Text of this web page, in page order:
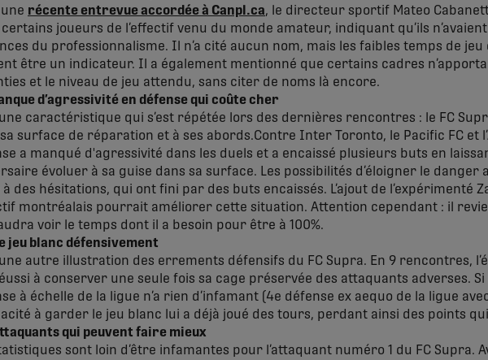
une récente entrevue accordée à Canpl.ca, le directeur sportif Mateo
joueurs de l’effectif venu du monde amateur, indiquant qu’ils
du professionnalisme. Il n’a cité aucun nom, mais les faibles temps de jeu
être un indicateur. Il a également mentionné que certains cadres
et le niveau de jeu attendu, sans citer de noms là encore.
d’agressivité en défense qui coûte cher
une caractéristique qui s’est répétée lors des dernières rencontres : le FC
surface de réparation et à ses abords.Contre Inter Toronto, le Pacific FC et
a manqué d'agressivité dans les duels et a encaissé plusieurs buts en
évoluer à sa guise dans sa surface. Les possibilités d’éloigner le danger
à des hésitations, qui ont fini par des buts encaissés. L’ajout de l’expérimenté
montréalais pourrait améliorer cette situation. Attention cependant : il
voir le temps dont il a besoin pour être à 100%.
jeu blanc défensivement
une autre illustration des errements défensifs du FC Supra. En 9 rencontres,
à conserver une seule fois sa cage préservée des attaquants adverses.
à échelle de la ligue n’a rien d’infamant (4e défense ex aequo de la ligue
à garder le jeu blanc lui a déjà joué des tours, perdant ainsi des points
qui peuvent faire mieux
sont loin d’être infamantes pour l’attaquant numéro 1 du FC Supra.